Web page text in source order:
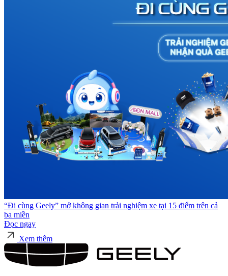
“Đi cùng Geely” mở không gian trải nghiệm xe tại 15 điểm trên cả
ba miền
Đọc ngay
Xem thêm